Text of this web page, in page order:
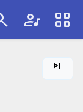
artist view_cozy
skip_next